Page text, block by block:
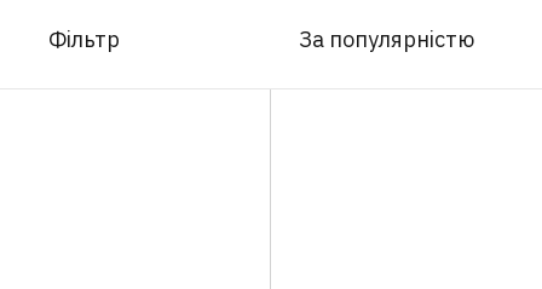
Фільтр За популярністю